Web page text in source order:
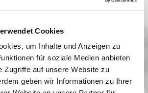
Cookies
um Inhalte und Anzeigen zu
für soziale Medien anbieten
Zugriffe auf unsere Website zu
geben wir Informationen zu Ihrer
| 17:00
und Filmreihe: